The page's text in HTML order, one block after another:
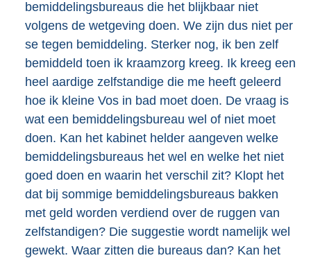
bemiddelingsbureaus die het blijkbaar niet
volgens de wetgeving doen. We zijn dus niet per
se tegen bemiddeling. Sterker nog, ik ben zelf
bemiddeld toen ik kraamzorg kreeg. Ik kreeg een
heel aardige zelfstandige die me heeft geleerd
hoe ik kleine Vos in bad moet doen. De vraag is
wat een bemiddelingsbureau wel of niet moet
doen. Kan het kabinet helder aangeven welke
bemiddelingsbureaus het wel en welke het niet
goed doen en waarin het verschil zit? Klopt het
dat bij sommige bemiddelingsbureaus bakken
met geld worden verdiend over de ruggen van
zelfstandigen? Die suggestie wordt namelijk wel
gewekt. Waar zitten die bureaus dan? Kan het